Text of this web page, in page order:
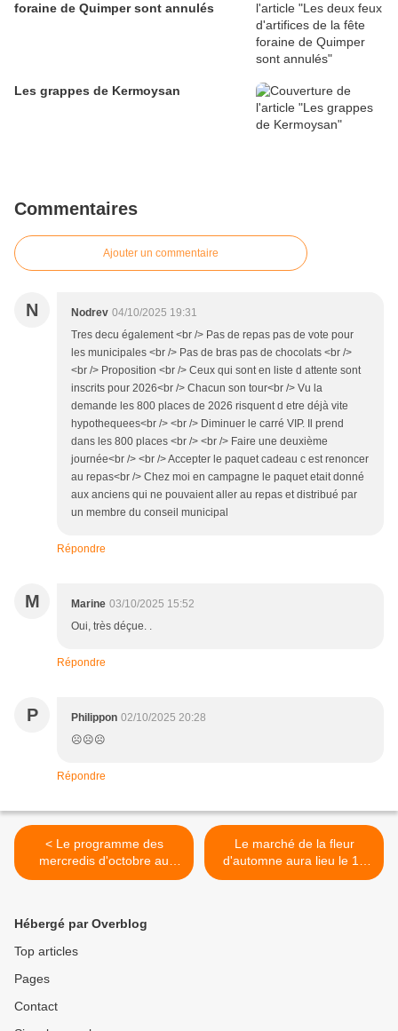
foraine de Quimper sont annulés
Les grappes de Kermoysan
Commentaires
Ajouter un commentaire
N Nodrev 04/10/2025 19:31
Tres decu également <br /> Pas de repas pas de vote pour
les municipales <br /> Pas de bras pas de chocolats <br />
<br /> Proposition <br /> Ceux qui sont en liste d attente sont
inscrits pour 2026<br /> Chacun son tour<br /> Vu la
demande les 800 places de 2026 risquent d etre déjà vite
hypothequees<br /> <br /> Diminuer le carré VIP. Il prend
dans les 800 places <br /> <br /> Faire une deuxième
journée<br /> <br /> Accepter le paquet cadeau c est renoncer
au repas<br /> Chez moi en campagne le paquet etait donné
aux anciens qui ne pouvaient aller au repas et distribué par
un membre du conseil municipal
Répondre
M Marine 03/10/2025 15:52
Oui, très déçue. .
Répondre
P Philippon 02/10/2025 20:28
☹️☹️☹️
Répondre
< Le programme des
mercredis d'octobre au
jardin de Kergestin
Le marché de la fleur
d'automne aura lieu le 12
octobre à la Glacière >
Hébergé par Overblog
Top articles
Pages
Contact